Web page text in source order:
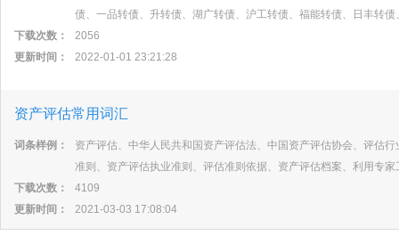
债、一品转债、升转债、湖广转债、沪工转债、福能转债、日丰转债
下载次数：
2056
更新时间：
2022-01-01 23:21:28
资产评估常用词汇
词条样例：
资产评估、中华人民共和国资产评估法、中国资产评估协会、评估
准则、资产评估执业准则、评估准则依据、资产评估档案、利用专
下载次数：
4109
更新时间：
2021-03-03 17:08:04